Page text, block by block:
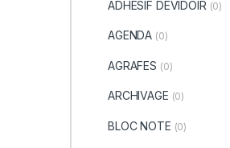
ADHESIF DEVIDOIR (0)
AGENDA (0)
AGRAFES (0)
ARCHIVAGE (0)
BLOC NOTE (0)